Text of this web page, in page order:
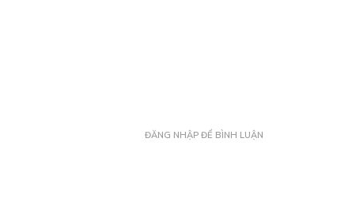
ĐĂNG NHẬP ĐỂ BÌNH LUẬN